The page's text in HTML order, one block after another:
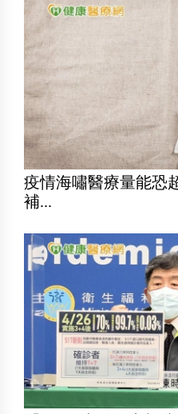
疫情海嘯醫療量能恐
補...